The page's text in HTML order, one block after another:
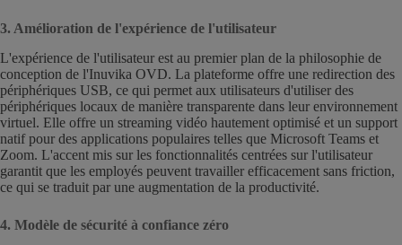
3. Amélioration de l'expérience de l'utilisateur
L'expérience de l'utilisateur est au premier plan de la philosophie de
conception de l'Inuvika OVD. La plateforme offre une redirection des
périphériques USB, ce qui permet aux utilisateurs d'utiliser des
périphériques locaux de manière transparente dans leur environnement
virtuel. Elle offre un streaming vidéo hautement optimisé et un support
natif pour des applications populaires telles que Microsoft Teams et
Zoom. L'accent mis sur les fonctionnalités centrées sur l'utilisateur
garantit que les employés peuvent travailler efficacement sans friction,
ce qui se traduit par une augmentation de la productivité.
4. Modèle de sécurité à confiance zéro